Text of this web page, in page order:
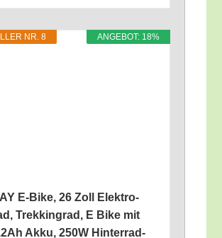
ANGE­BOT: 18%
NR. 8
E‑Bike, 26 Zoll Elek­tro­
Trek­king­rad, E Bike mit
Akku, 250W Hin­ter­rad­